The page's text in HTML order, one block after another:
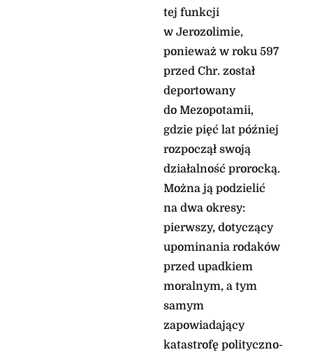
tej funkcji
w Jerozolimie,
ponieważ w roku 597
przed Chr. został
deportowany
do Mezopotamii,
gdzie pięć lat później
rozpoczął swoją
działalność prorocką.
Można ją podzielić
na dwa okresy:
pierwszy, dotyczący
upominania rodaków
przed upadkiem
moralnym, a tym
samym
zapowiadający
katastrofę polityczno-